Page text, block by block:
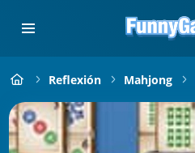
Reflexión Mahjong